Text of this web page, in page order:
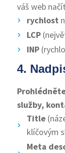
váš web
rychlost
LCP
INP
4.
služby,
Title
klíčovým
Meta